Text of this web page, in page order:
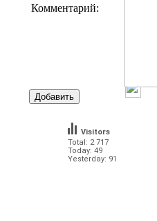
Комментарий:
Total: 2 717
Today: 49
Yesterday: 91
Visitors